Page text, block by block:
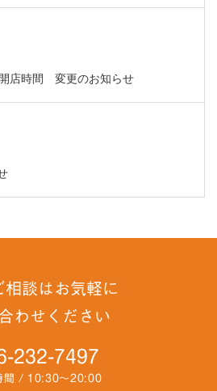
店時間 変更のお知らせ
相談はお気軽に
わせください
232-7497
間 / 10:30～20:00